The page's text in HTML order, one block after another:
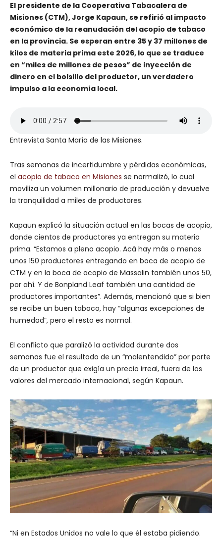
El presidente de la Cooperativa Tabacalera de
Misiones (CTM), Jorge Kapaun, se refirió al impacto
económico de la reanudación del acopio de tabaco
en la provincia. Se esperan entre 35 y 37 millones de
kilos de materia prima este 2026, lo que se traduce
en “miles de millones de pesos” de inyección de
dinero en el bolsillo del productor, un verdadero
impulso a la economía local.
Entrevista Santa María de las Misiones.
Tras semanas de incertidumbre y pérdidas económicas,
el acopio de tabaco en Misiones se normalizó, lo cual
moviliza un volumen millonario de producción y devuelve
la tranquilidad a miles de productores.
Kapaun explicó la situación actual en las bocas de acopio,
donde cientos de productores ya entregan su materia
prima. “Estamos a pleno acopio. Acá hay más o menos
unos 150 productores entregando en boca de acopio de
CTM y en la boca de acopio de Massalin también unos 50,
por ahí. Y de Bonpland Leaf también una cantidad de
productores importantes”. Además, mencionó que si bien
se recibe un buen tabaco, hay “algunas excepciones de
humedad”, pero el resto es normal.
El conflicto que paralizó la actividad durante dos
semanas fue el resultado de un “malentendido” por parte
de un productor que exigía un precio irreal, fuera de los
valores del mercado internacional, según Kapaun.
“Ni en Estados Unidos no vale lo que él estaba pidiendo.